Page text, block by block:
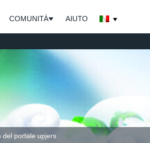
COMUNITÀ AIUTO
del portale upjers